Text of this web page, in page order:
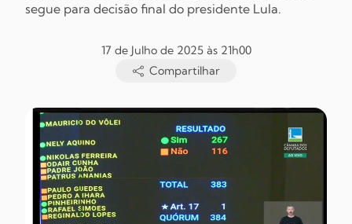
segue para decisão final do presidente Lula.
17 de Julho de 2025 às 21h00
Compartilhar